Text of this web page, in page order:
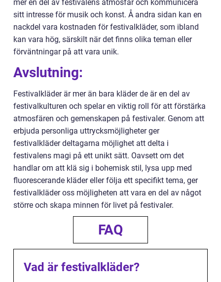
mer en del av festivalens atmosfär och kommunicera
sitt intresse för musik och konst. Å andra sidan kan en
nackdel vara kostnaden för festivalkläder, som ibland
kan vara hög, särskilt när det finns olika teman eller
förväntningar på att vara unik.
Avslutning:
Festivalkläder är mer än bara kläder de är en del av
festivalkulturen och spelar en viktig roll för att förstärka
atmosfären och gemenskapen på festivaler. Genom att
erbjuda personliga uttrycksmöjligheter ger
festivalkläder deltagarna möjlighet att delta i
festivalens magi på ett unikt sätt. Oavsett om det
handlar om att klä sig i bohemisk stil, lysa upp med
fluorescerande kläder eller följa ett specifikt tema, ger
festivalkläder oss möjligheten att vara en del av något
större och skapa minnen för livet på festivaler.
FAQ
Vad är festivalkläder?